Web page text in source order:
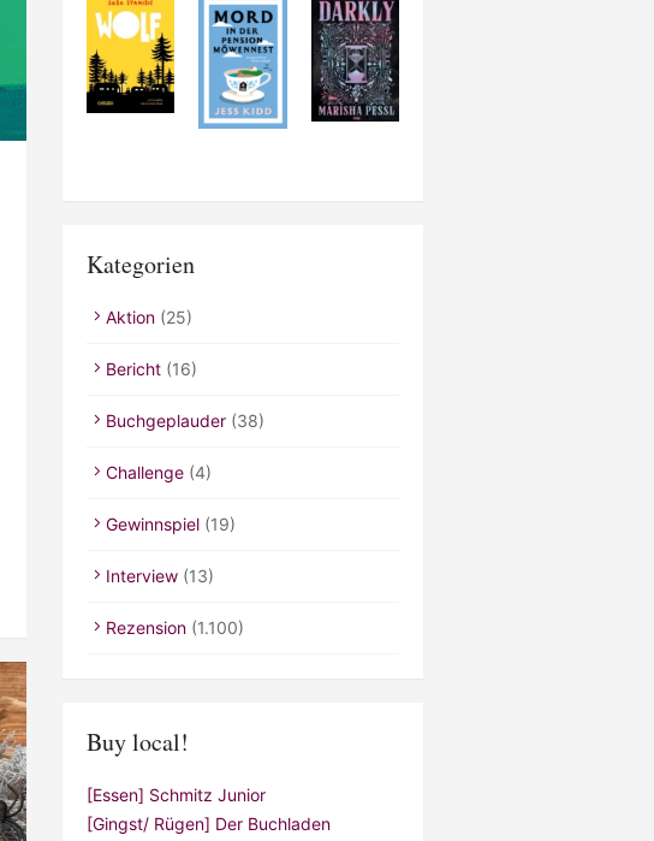
Kategorien
Aktion (25)
Bericht (16)
Buchgeplauder (38)
Challenge (4)
Gewinnspiel (19)
Interview (13)
Rezension (1.100)
Buy local!
[Essen] Schmitz Junior
[Gingst/ Rügen] Der Buchladen